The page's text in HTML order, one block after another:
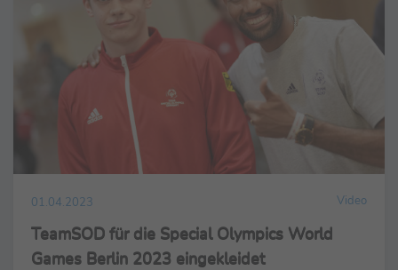
01.04.2023 Video
TeamSOD für die Special Olympics World
Games Berlin 2023 eingekleidet